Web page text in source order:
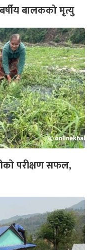
बालकको मृत्यु
परीक्षण सफल,